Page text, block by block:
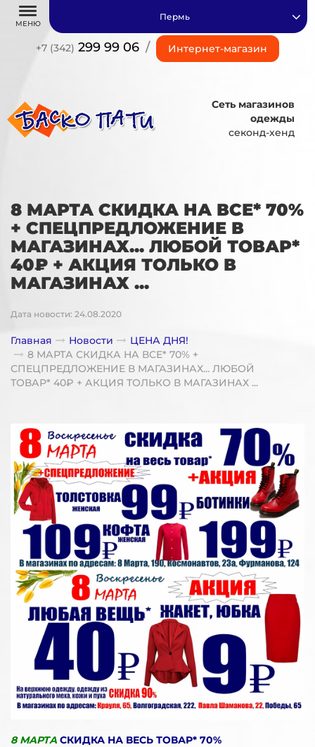
МЕНЮ
+7 (342) 299 99 06 / Интернет-магазин
Пермь
Сеть магазинов
одежды
секонд-хенд
8 МАРТА СКИДКА НА ВСЕ* 70%
+ СПЕЦПРЕДЛОЖЕНИЕ В
МАГАЗИНАХ... ЛЮБОЙ ТОВАР*
40₽ + АКЦИЯ ТОЛЬКО В
МАГАЗИНАХ ...
Дата новости: 24.08.2020
Главная Новости
ЦЕНА ДНЯ!
8 МАРТА СКИДКА НА ВСЕ* 70% +
СПЕЦПРЕДЛОЖЕНИЕ В МАГАЗИНАХ... ЛЮБОЙ
ТОВАР* 40₽ + АКЦИЯ ТОЛЬКО В МАГАЗИНАХ ...
8 МАРТА СКИДКА НА ВЕСЬ ТОВАР* 70%